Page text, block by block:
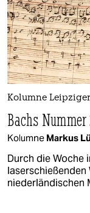
Kolumne
Bachs Nummer
Kolumne Markus
Durch die Woche
niederländischen